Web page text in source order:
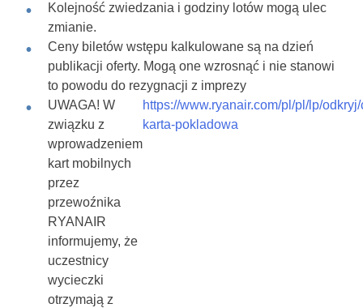
Kolejność zwiedzania i godziny lotów mogą ulec
zmianie.
Ceny biletów wstępu kalkulowane są na dzień
publikacji oferty. Mogą one wzrosnąć i nie stanowi
to powodu do rezygnacji z imprezy
UWAGA! W
związku z
wprowadzeniem
kart mobilnych
przez
przewoźnika
RYANAIR
informujemy, że
uczestnicy
wycieczki
otrzymają z
https://www.ryanair.com/pl/pl/lp/
karta-pokladowa